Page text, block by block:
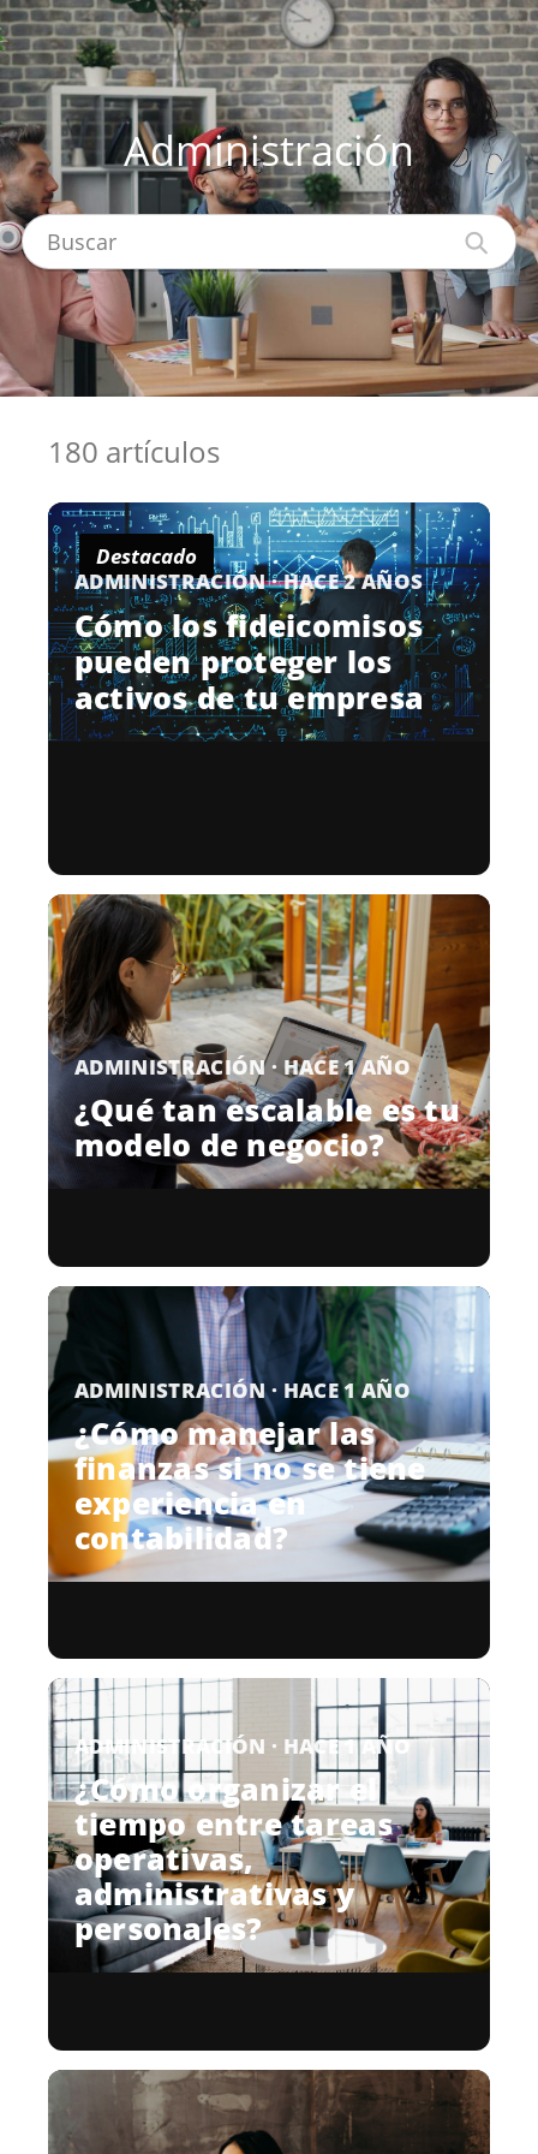
Administración
Buscar
180 artículos
Destacado
ADMINISTRACIÓN · HACE 2 AÑOS
Cómo los fideicomisos
pueden proteger los
activos de tu empresa
ADMINISTRACIÓN · HACE 1 AÑO
¿Qué tan escalable es tu
modelo de negocio?
ADMINISTRACIÓN · HACE 1 AÑO
¿Cómo manejar las
finanzas si no se tiene
experiencia en
contabilidad?
ADMINISTRACIÓN · HACE 1 AÑO
¿Cómo organizar el
tiempo entre tareas
operativas,
administrativas y
personales?